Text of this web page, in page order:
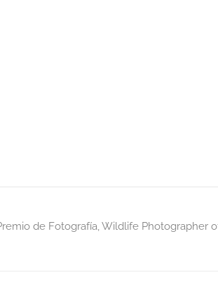
de Fotografía,Wildlife Photographer